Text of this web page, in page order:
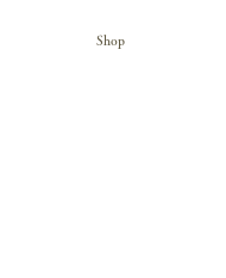
Shop